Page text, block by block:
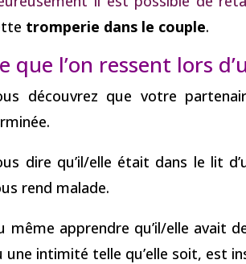
tromperie dans le couple.
que l’on ressent lors
découvrez que votre
dire qu’il/elle était dans le lit
rend malade.
même apprendre qu’il/elle avait
une intimité telle qu’elle soit, est